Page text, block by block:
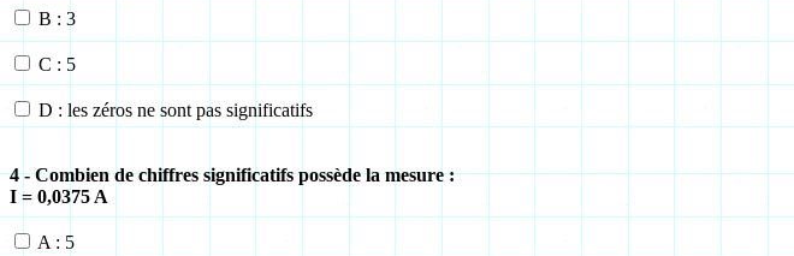
B : 3
C : 5
D : les zéros ne sont pas significatifs
4 - Combien de chiffres significatifs possède la mesure :
I = 0,0375 A
A : 5